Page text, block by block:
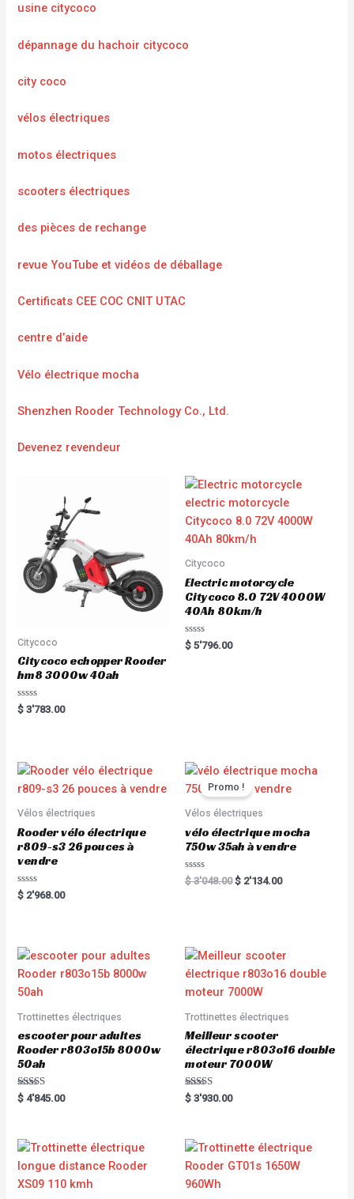
usine citycoco
dépannage du hachoir citycoco
city coco
vélos électriques
motos électriques
scooters électriques
des pièces de rechange
revue YouTube et vidéos de déballage
Certificats CEE COC CNIT UTAC
centre d’aide
Vélo électrique mocha
Shenzhen Rooder Technology Co., Ltd.
Devenez revendeur
Citycoco
Citycoco echopper Rooder
hm8 3000w 40ah
R
a
o
u
o
5
$ 3'783.00
Citycoco
Electric motorcycle
Citycoco 8.0 72V 4000W
40Ah 80km/h
R
a
$ 5'796.00
Vélos électriques
Rooder vélo électrique
r809-s3 26 pouces à
vendre
R
a
o
u
t
o
f
5
$ 2'968.00
Promo !
Vélos électriques
vélo électrique mocha
750w 35ah à vendre
R
a
u
t
f
$3'048.00 $ 2'134.00
Trottinettes électriques
escooter pour adultes
Rooder r803o15b 8000w
50ah
Rated
5.00
$ 4'845.00
Trottinettes électriques
Meilleur scooter
électrique r803o16 double
moteur 7000W
Rated
5.00
$ 3'930.00